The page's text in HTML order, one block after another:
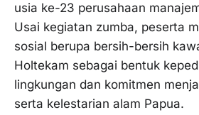
usia ke-23 perusahaan
Usai kegiatan zumba, peserta
sosial berupa bersih-bersih
Holtekam sebagai bentuk
lingkungan dan komitmen
serta kelestarian alam Papua.